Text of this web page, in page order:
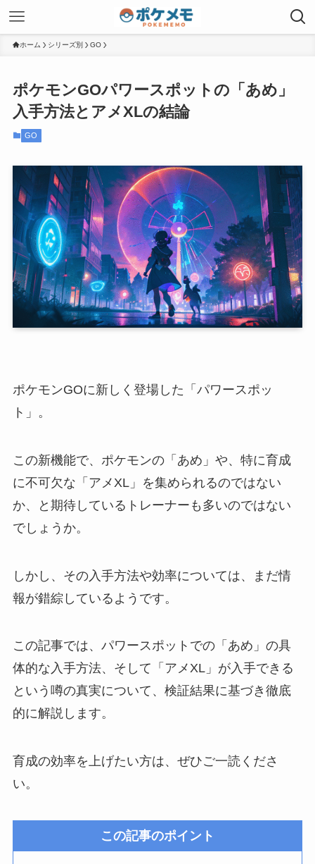
ホーム シリーズ別 GO
ポケモンGOパワースポットの「あめ」
入手方法とアメXLの結論
GO
ポケモンGOに新しく登場した「パワースポッ
ト」。
この新機能で、ポケモンの「あめ」や、特に育成
に不可欠な「アメXL」を集められるのではない
か、と期待しているトレーナーも多いのではない
でしょうか。
しかし、その入手方法や効率については、まだ情
報が錯綜しているようです。
この記事では、パワースポットでの「あめ」の具
体的な入手方法、そして「アメXL」が入手できる
という噂の真実について、検証結果に基づき徹底
的に解説します。
育成の効率を上げたい方は、ぜひご一読くださ
い。
この記事のポイント